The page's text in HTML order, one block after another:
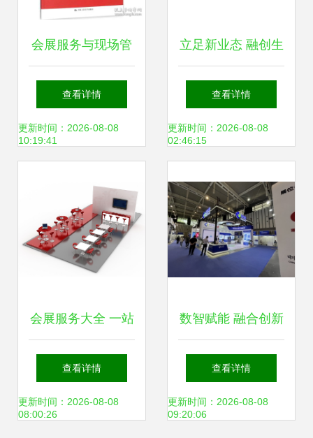
会展服务与现场管
理 新华书店的全流
程专业实践
查看详情
更新时间：2026-08-08
10:19:41
立足新业态 融创生
态圈——中国教育
后勤协会新业态及
2018年年会暨高校
后勤服务新业态博
幕
查看详情
更新时间：2026-08-08
02:46:15
会展服务大全 一站
式解决方案与高质
量下载资源
查看详情
更新时间：2026-08-08
08:00:26
数智赋能 融合创新
——2023中国（南
京）软博会引领软
查看详情
更新时间：2026-08-08
09:20:06